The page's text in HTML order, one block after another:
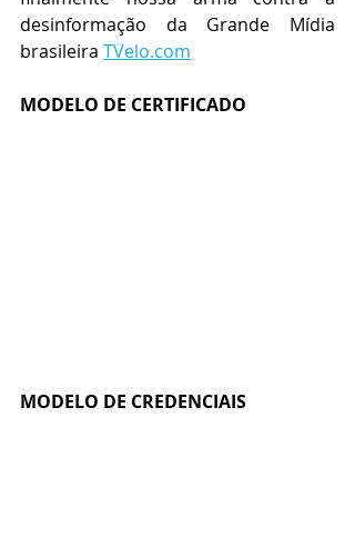
desinformação da Grande Mídia
brasileira TVelo.com
MODELO DE CERTIFICADO
MODELO DE CREDENCIAIS